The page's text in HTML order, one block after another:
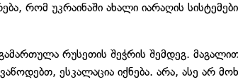
რომ უკრაინაში ახალი იარაღის
რუსეთის შეჭრის შემდეგ.
ესკალაცია იქნება. არა, ასე არ